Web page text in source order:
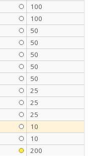
100
100
50
50
50
50
50
25
25
25
10
10
200